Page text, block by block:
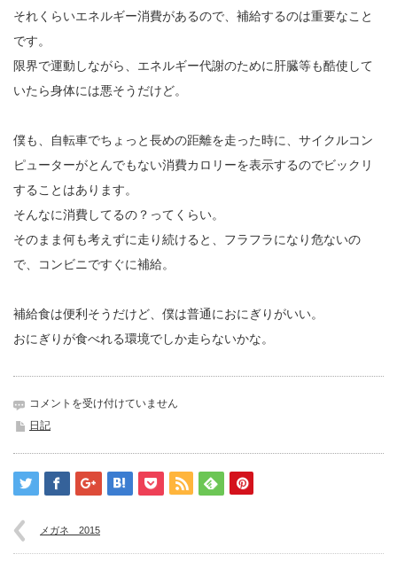
それくらいエネルギー消費があるので、補給するのは重要なこと
です。
限界で運動しながら、エネルギー代謝のために肝臓等も酷使して
いたら身体には悪そうだけど。
僕も、自転車でちょっと長めの距離を走った時に、サイクルコン
ピューターがとんでもない消費カロリーを表示するのでビックリ
することはあります。
そんなに消費してるの？ってくらい。
そのまま何も考えずに走り続けると、フラフラになり危ないの
で、コンビニですぐに補給。
補給食は便利そうだけど、僕は普通におにぎりがいい。
おにぎりが食べれる環境でしか走らないかな。
補
給
坊
時
に
コメントを受け付けていません
日記
メガネ 2015